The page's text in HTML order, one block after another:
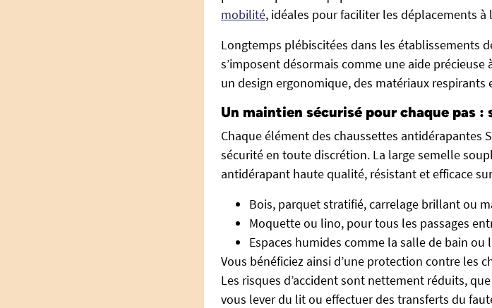
mobilité, idéales pour faciliter les déplacements à
Longtemps plébiscitées dans les établissements
s’imposent désormais comme une aide
un design ergonomique, des matériaux respirants
Un maintien sécurisé pour chaque pas
Chaque élément des chaussettes antidérapantes
sécurité en toute discrétion. La large semelle
antidérapant haute qualité, résistant et efficace
Bois, parquet stratifié, carrelage brillant ou
Moquette ou lino, pour tous les passages
Espaces humides comme la salle de bain ou
Vous bénéficiez ainsi d’une protection contre les
Les risques d’accident sont nettement réduits,
vous lever du lit ou effectuer des transferts du